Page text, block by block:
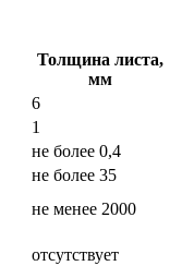
Толщина листа,
мм
6
1
не более 0,4
не более 35
не менее 2000
отсутствует